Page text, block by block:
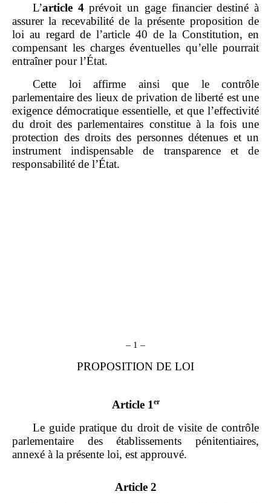
L’article 4prévoit un gage financier destiné à
assurer la recevabilité de la présente proposition de
loi au regard de l’article 40 de la Constitution, en
compensant les charges éventuelles qu’elle pourrait
entraîner pour l’État.
Cette loi affirme ainsi que le contrôle
parlementaire des lieux de privation de liberté est une
exigence démocratique essentielle, et que l’effectivité
du droit des parlementaires constitue à la fois une
protection des droits des personnes détenues et un
instrument indispensable de transparence et de
responsabilité de l’État.
– 1 –
PROPOSITION DE LOI
Article 1er
Le guide pratique du droit de visite de contrôle
parlementaire des établissements pénitentiaires,
annexé à la présente loi, est approuvé.
Article 2